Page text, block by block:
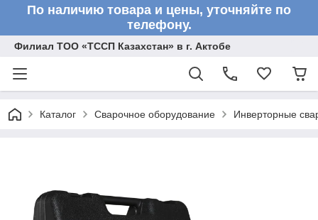
По наличию товара и цены, уточняйте по
телефону.
Филиал ТОО «ТССП Казахстан» в г. Актобе
Каталог Сварочное оборудование Инверторные